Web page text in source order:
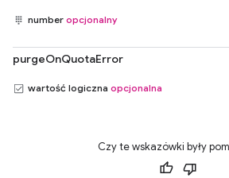
number opcjonalny
purgeOnQuotaError
wartość logiczna opcjonalna
Czy te wskazówki były